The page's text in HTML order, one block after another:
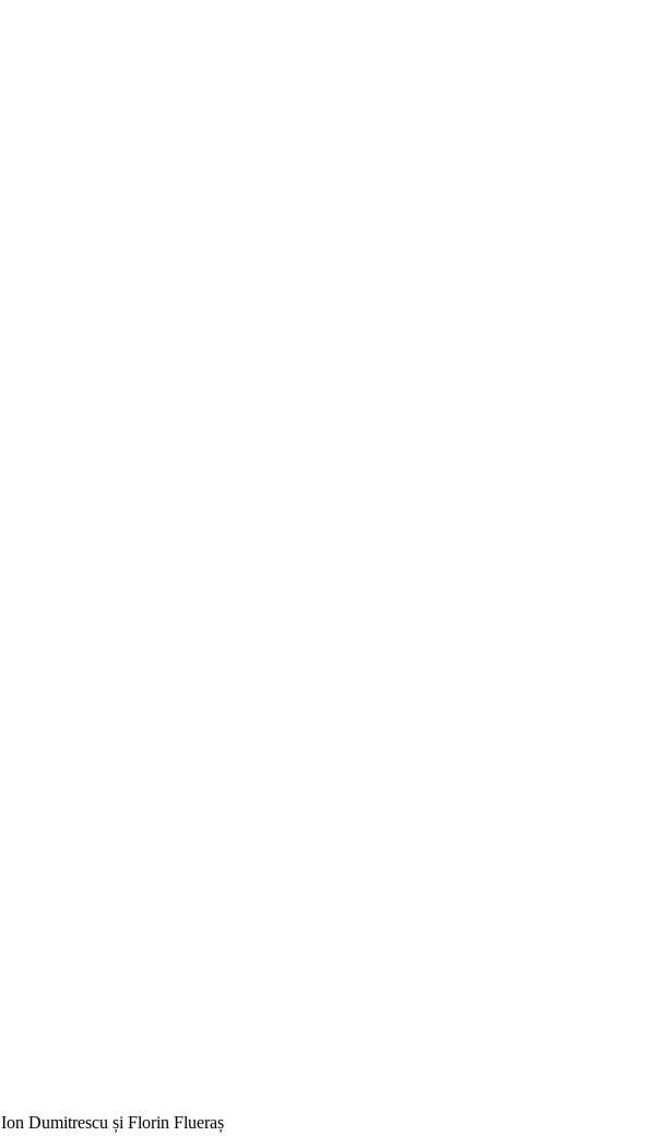
Ion Dumitrescu și Florin Flueraș